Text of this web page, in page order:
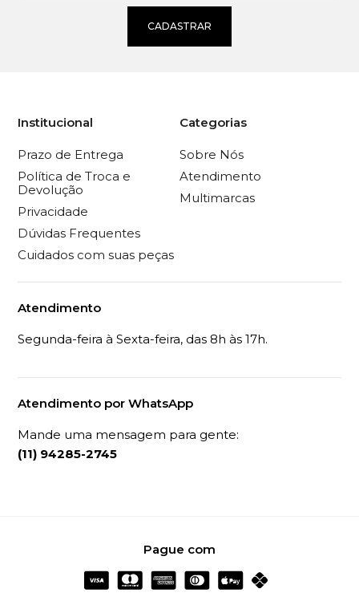
CADASTRAR
Institucional
Prazo de Entrega
Política de Troca e
Devolução
Privacidade
Dúvidas Frequentes
Cuidados com suas peças
Categorias
Sobre Nós
Atendimento
Multimarcas
Atendimento
Segunda-feira à Sexta-feira, das 8h às 17h.
Atendimento por WhatsApp
Mande uma mensagem para gente:
(11) 94285-2745
Pague com